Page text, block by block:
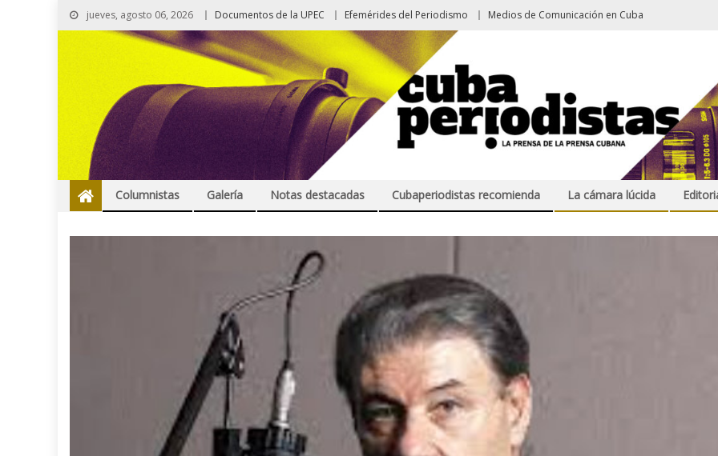
jueves, agosto 06, 2026 Documentos de la UPEC Efemérides del Periodismo Medios de Comunicación en Cuba
Columnistas Galería Notas destacadas Cubaperiodistas recomienda La cámara lúcida